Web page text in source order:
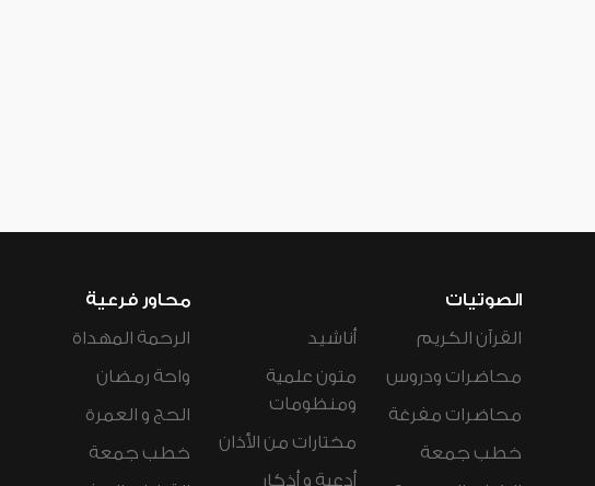
الصوتيات
القرآن الكريم
محاضرات ودروس
محاضرات مفرغة
خطب جمعة
أناشيد
متون علمية
ومنظومات
مختارات من الأذان
أدعية و أذكار
محاور فرعية
الرحمة المهداة
واحة رمضان
الحج و العمرة
خطب جمعة